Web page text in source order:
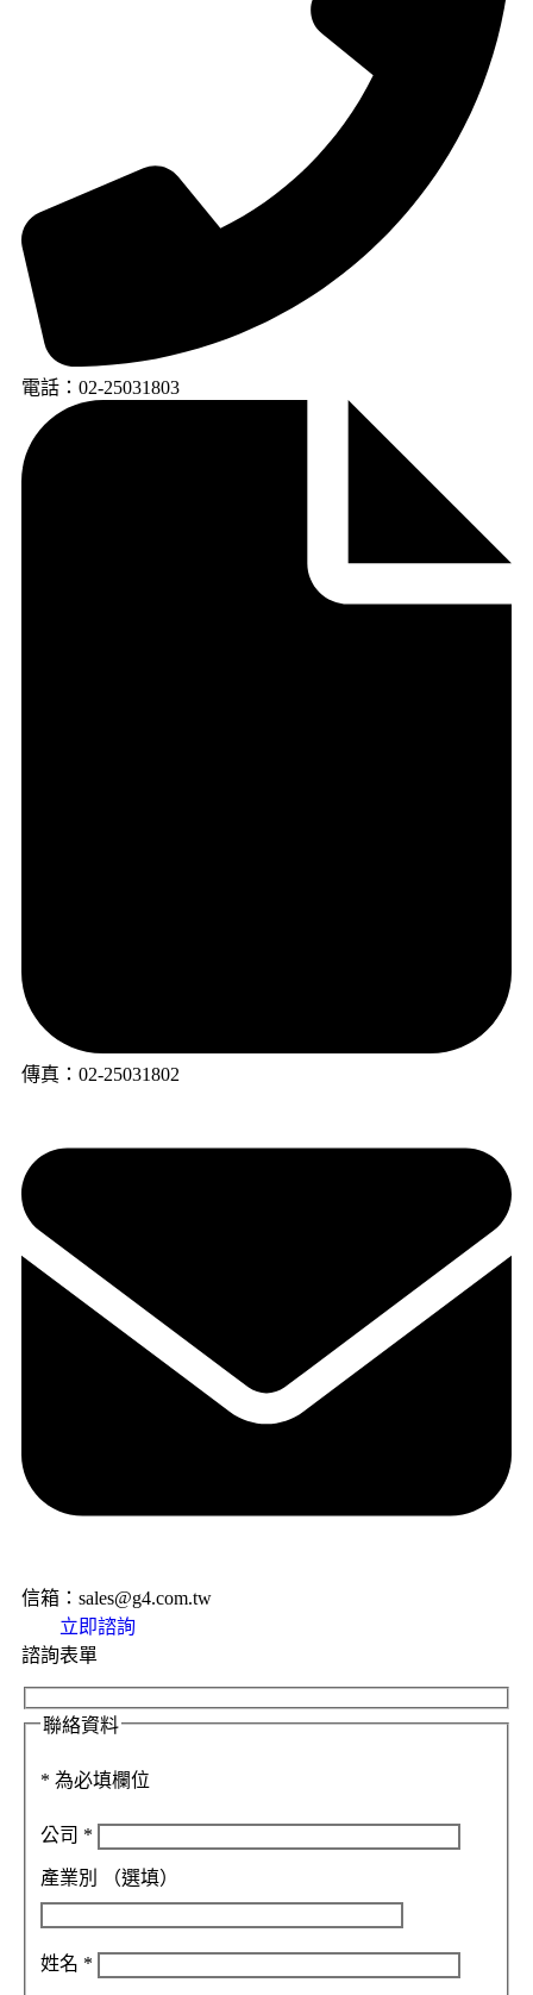
電話：02-25031803
傳真：02-25031802
信箱：sales@g4.com.tw
立即諮詢
諮詢表單
聯絡資料
* 為必填欄位
公司 *
產業別 （選填）
姓名 *